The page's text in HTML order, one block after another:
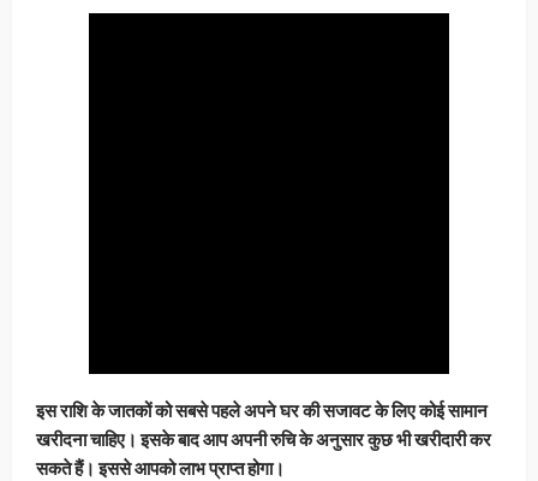
इस राशि के जातकों को सबसे पहले अपने घर की सजावट के लिए कोई सामान
खरीदना चाहिए। इसके बाद आप अपनी रुचि के अनुसार कुछ भी खरीदारी कर
सकते हैं। इससे आपको लाभ प्राप्त होगा।